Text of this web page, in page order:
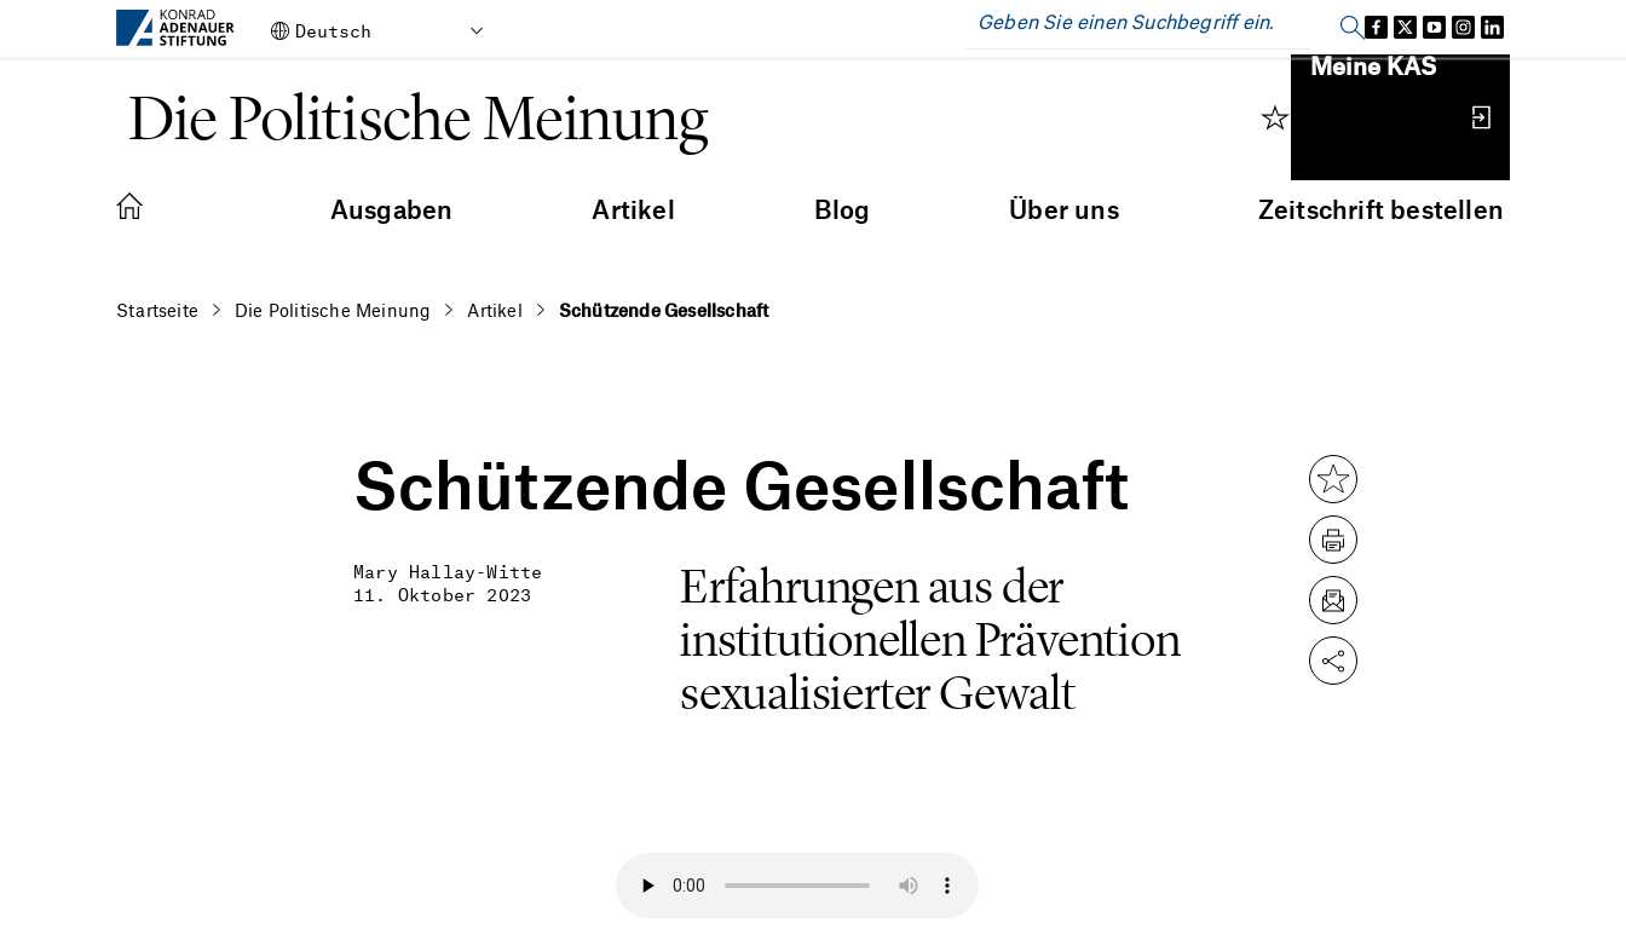
Zum Hauptinhalt springen
Die Politische Meinung
Einloggen
Meine KAS
Ausgaben Artikel Blog Über uns Zeitschrift bestellen
Startseite Die Politische Meinung Artikel Schützende Gesellschaft
Schützende Gesellschaft
Mary Hallay-Witte
11. Oktober 2023
Erfahrungen aus der
institutionellen Prävention
sexualisierter Gewalt